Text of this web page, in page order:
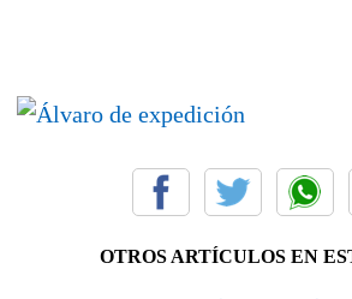
OTROS ARTÍCULOS EN